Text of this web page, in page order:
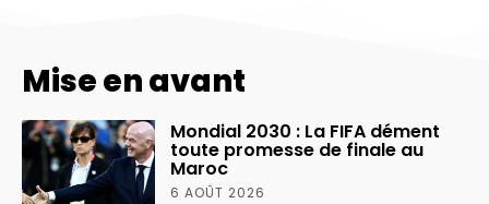
Mise en avant
Mondial 2030 : La FIFA dément
toute promesse de finale au
Maroc
6 AOÛT 2026